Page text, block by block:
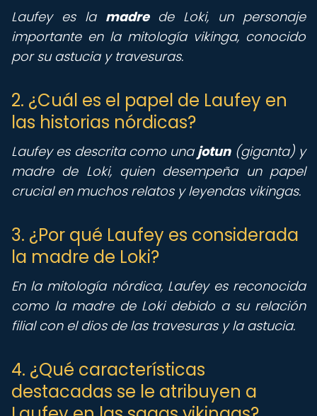
Laufey es la madrede Loki, un personaje
importante en la mitología vikinga, conocido
por su astucia y travesuras.
2. ¿Cuál es el papel de Laufey en
las historias nórdicas?
Laufey es descrita como una jotun(giganta) y
madre de Loki, quien desempeña un papel
crucial en muchos relatos y leyendas vikingas.
3. ¿Por qué Laufey es considerada
la madre de Loki?
En la mitología nórdica, Laufey es reconocida
como la madre de Loki debido a su relación
filial con el dios de las travesuras y la astucia.
4. ¿Qué características
destacadas se le atribuyen a